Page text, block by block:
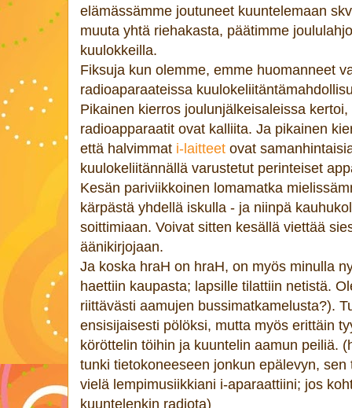
elämässämme joutuneet kuuntelemaan
muuta yhtä riehakasta, päätimme
kuulokkeilla.
Fiksuja kun olemme, emme huomanneet
radioaparaateissa
Pikainen kierros joulunjälkeisaleissa
radioapparaatit ovat kalliita. Ja pikainen
että halvimmat i-laitteet ovat
kuulokeliitännällä varustetut perinteiset
Kesän pariviikkoinen lomamatka
kärpästä yhdellä iskulla - ja niinpä
soittimiaan. Voivat sitten kesällä viettää
äänikirjojaan.
Ja koska hraH on hraH, on myös minulla
haettiin kaupasta; lapsille tilattiin netistä.
riittävästi aamujen bussimatkamelusta?).
ensisijaisesti pölöksi, mutta myös erittäin
köröttelin töihin ja kuuntelin aamun peiliä.
tunki tietokoneeseen jonkun epälevyn,
vielä lempimusiikkiani i-aparaattiini; jos
kuuntelenkin radiota)